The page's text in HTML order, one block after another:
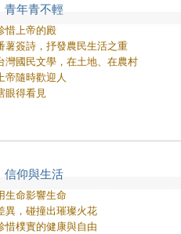
青年青不輕
惜上帝的殿
薯簽詩，抒發農民生活之重
灣國民文學，在土地、在農村
帝隨時歡迎人
眼得看見
信仰與生活
生命影響生命
異，碰撞出璀璨火花
惜樸實的健康與自由